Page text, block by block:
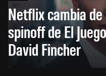
Netflix cambia
spinoff de El
David Fincher